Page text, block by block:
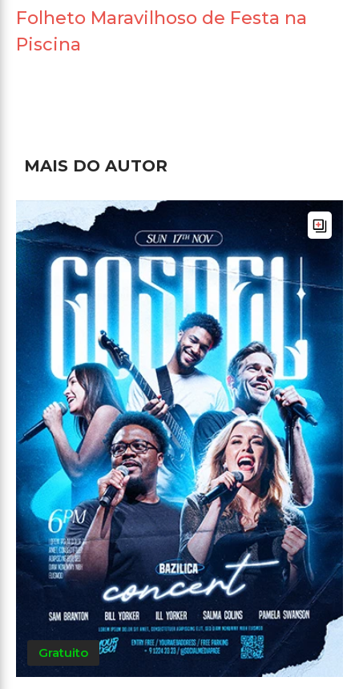
Folheto Maravilhoso de Festa na
Piscina
MAIS DO AUTOR
Gratuito